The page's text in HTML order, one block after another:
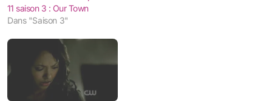
11 saison 3 : Our Town
Dans "Saison 3"